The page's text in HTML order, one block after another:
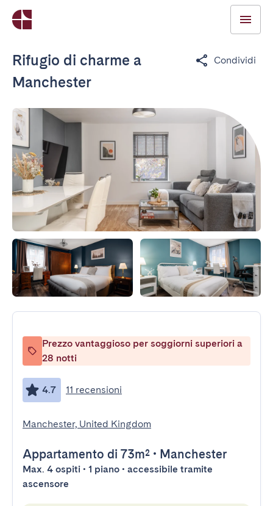
Rifugio di charme a
Manchester
Condividi
Prezzo vantaggioso per soggiorni superiori a
28 notti
4.7 11 recensioni
Manchester, United Kingdom
Appartamento di 73m² • Manchester
Max. 4 ospiti • 1 piano • accessibile tramite
ascensore